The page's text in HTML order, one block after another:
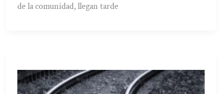
de la comunidad, llegan tarde